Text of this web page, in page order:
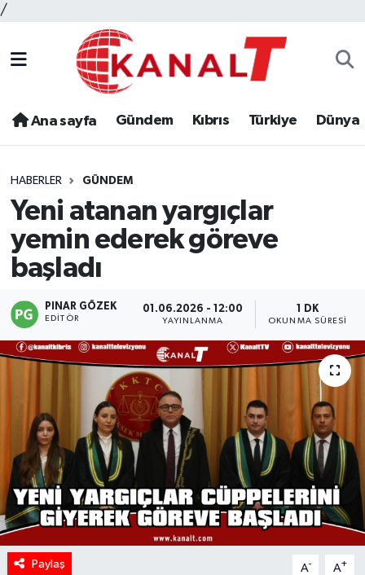
/
Ana sayfa Gündem Kıbrıs Türkiye Dünya
HABERLER GÜNDEM
Yeni atanan yargıçlar
yemin ederek göreve
başladı
PINAR GÖZEK
EDITÖR
01.06.2026 - 12:00
YAYINLANMA
1 DK
OKUNMA SÜRESI
Paylaş A- A+